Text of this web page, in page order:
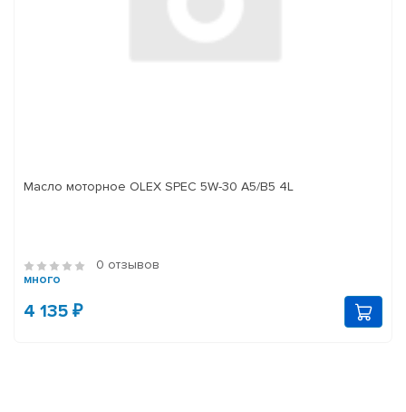
Масло моторное OLEX SPEC 5W-30 A5/B5 4L
0 отзывов
много
4 135 ₽